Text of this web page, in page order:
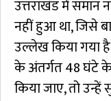
उत्तराखंड में समान
नहीं हुआ था, जिसे
उल्लेख किया गया है
के अंतर्गत 48 घंटे
किया जाए, तो उन्हें